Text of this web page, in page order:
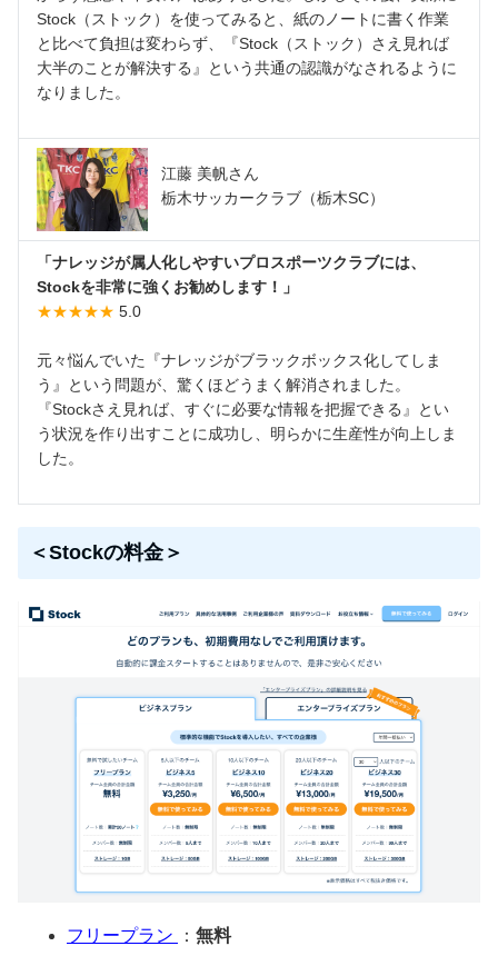
Stock（ストック）を使ってみると、紙のノートに書く作業
と比べて負担は変わらず、『Stock（ストック）さえ見れば
大半のことが解決する』という共通の認識がなされるように
なりました。
江藤 美帆さん
栃木サッカークラブ（栃木SC）
「ナレッジが属人化しやすいプロスポーツクラブには、
Stockを非常に強くお勧めします！」
★★★★★ 5.0
元々悩んでいた『ナレッジがブラックボックス化してしま
う』という問題が、驚くほどうまく解消されました。
『Stockさえ見れば、すぐに必要な情報を把握できる』とい
う状況を作り出すことに成功し、明らかに生産性が向上しま
した。
＜Stockの料金＞
フリープラン ： 無料